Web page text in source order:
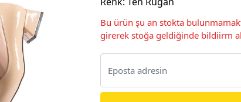
Bu ürün şu an stokta
girerek stoğa geldiğinde bildiirm